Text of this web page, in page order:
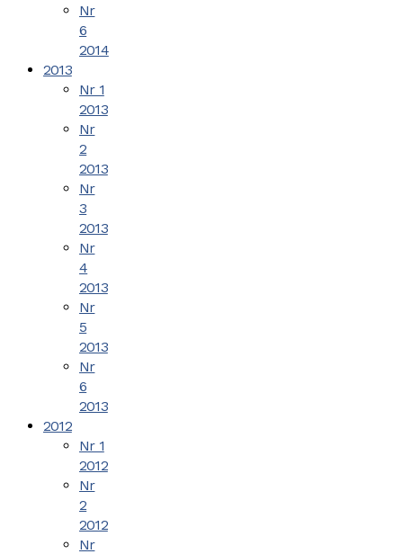
Nr
6
2014
2013
Nr 1
2013
Nr
2
2013
Nr
3
2013
Nr
4
2013
Nr
5
2013
Nr
6
2013
2012
Nr 1
2012
Nr
2
2012
Nr